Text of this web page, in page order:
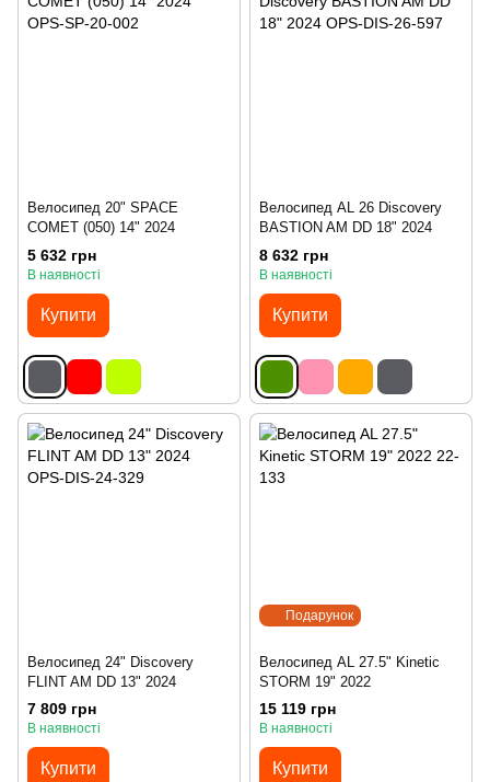
Велосипед 20" SPACE
COMET (050) 14" 2024
5 632 грн
В наявності
Купити
Велосипед AL 26 Discovery
BASTION AM DD 18" 2024
8 632 грн
В наявності
Купити
Велосипед 24" Discovery
FLINT AM DD 13" 2024
7 809 грн
В наявності
Купити
Подарунок
Велосипед AL 27.5" Kinetic
STORM 19" 2022
15 119 грн
В наявності
Купити